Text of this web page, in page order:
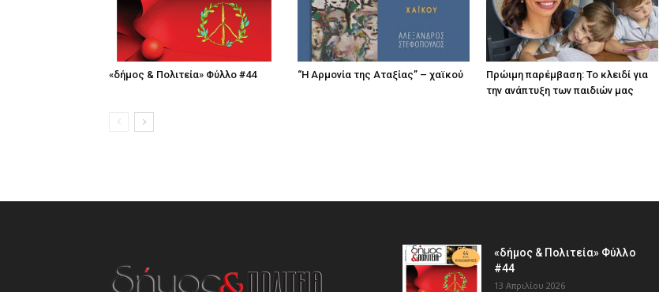
«δήμος & Πολιτεία» Φύλλο #44 “Η Αρμονία της Αταξίας” – χαϊκού
Πρώιμη παρέμβαση: Το κλειδί για
την ανάπτυξη των παιδιών µας
«δήμος & Πολιτεία» Φύλλο
#44
13 Απριλίου 2026